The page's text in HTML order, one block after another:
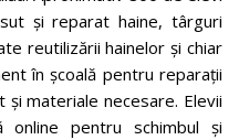
și reparat haine, târguri
reutilizării hainelor și chiar
în școală pentru reparații
materiale necesare. Elevii
pentru schimbul și